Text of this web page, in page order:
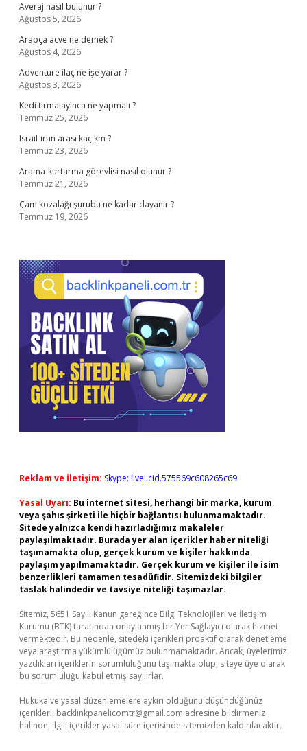
Averaj nasıl bulunur ?
Ağustos 5, 2026
Arapça acve ne demek ?
Ağustos 4, 2026
Adventure ilaç ne işe yarar ?
Ağustos 3, 2026
Kedi tirmalayinca ne yapmalı ?
Temmuz 25, 2026
Israıl-ıran arası kaç km ?
Temmuz 23, 2026
Arama-kurtarma görevlisi nasıl olunur ?
Temmuz 21, 2026
Çam kozalağı şurubu ne kadar dayanır ?
Temmuz 19, 2026
Reklam ve İletişim: Skype: live:.cid.575569c608265c69
Yasal Uyarı: Bu internet sitesi, herhangi bir marka, kurum
veya şahıs şirketi ile hiçbir bağlantısı bulunmamaktadır.
Sitede yalnızca kendi hazırladığımız makaleler
paylaşılmaktadır. Burada yer alan içerikler haber niteliği
taşımamakta olup, gerçek kurum ve kişiler hakkında
paylaşım yapılmamaktadır. Gerçek kurum ve kişiler ile isim
benzerlikleri tamamen tesadüfidir. Sitemizdeki bilgiler
taslak halindedir ve tavsiye niteliği taşımazlar.
Sitemiz, 5651 Sayılı Kanun gereğince Bilgi Teknolojileri ve İletişim
Kurumu (BTK) tarafından onaylanmış bir Yer Sağlayıcı olarak hizmet
vermektedir. Bu nedenle, sitedeki içerikleri proaktif olarak denetleme
veya araştırma yükümlülüğümüz bulunmamaktadır. Ancak, üyelerimiz
yazdıkları içeriklerin sorumluluğunu taşımakta olup, siteye üye olarak
bu sorumluluğu kabul etmiş sayılırlar.
Hukuka ve yasal düzenlemelere aykırı olduğunu düşündüğünüz
içerikleri, backlinkpanelicomtr@gmail.com adresine bildirmeniz
halinde, ilgili içerikler yasal süre içerisinde sitemizden kaldırılacaktır.